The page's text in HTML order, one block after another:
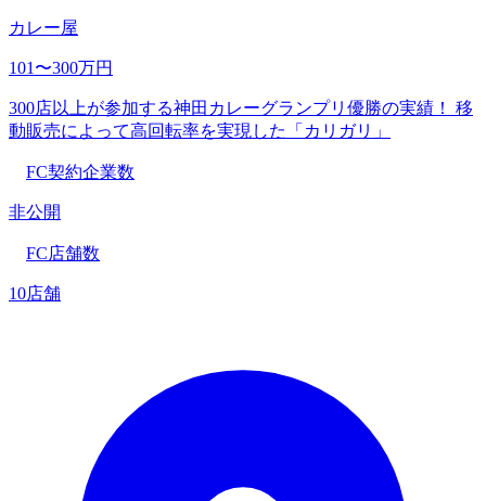
カレー屋
101〜300万円
300店以上が参加する神田カレーグランプリ優勝の実績！ 移
動販売によって高回転率を実現した「カリガリ」
FC契約企業数
非公開
FC店舗数
10店舗